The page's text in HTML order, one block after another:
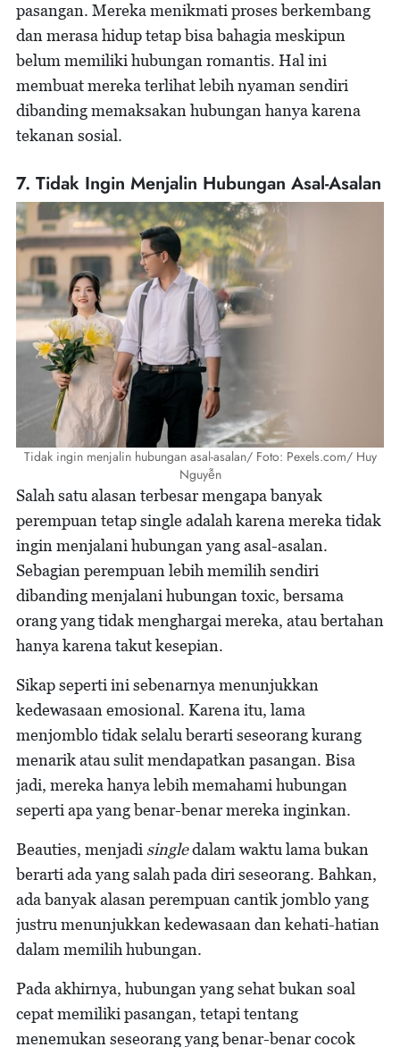
pasangan. Mereka menikmati proses berkembang
dan merasa hidup tetap bisa bahagia meskipun
belum memiliki hubungan romantis. Hal ini
membuat mereka terlihat lebih nyaman sendiri
dibanding memaksakan hubungan hanya karena
tekanan sosial.
7. Tidak Ingin Menjalin Hubungan Asal-Asalan
Tidak ingin menjalin hubungan asal-asalan/ Foto: Pexels.com/ Huy
Nguyễn
Salah satu alasan terbesar mengapa banyak
perempuan tetap single adalah karena mereka tidak
ingin menjalani hubungan yang asal-asalan.
Sebagian perempuan lebih memilih sendiri
dibanding menjalani hubungan toxic, bersama
orang yang tidak menghargai mereka, atau bertahan
hanya karena takut kesepian.
Sikap seperti ini sebenarnya menunjukkan
kedewasaan emosional. Karena itu, lama
menjomblo tidak selalu berarti seseorang kurang
menarik atau sulit mendapatkan pasangan. Bisa
jadi, mereka hanya lebih memahami hubungan
seperti apa yang benar-benar mereka inginkan.
Beauties, menjadi singledalam waktu lama bukan
berarti ada yang salah pada diri seseorang. Bahkan,
ada banyak alasan perempuan cantik jomblo yang
justru menunjukkan kedewasaan dan kehati-hatian
dalam memilih hubungan.
Pada akhirnya, hubungan yang sehat bukan soal
cepat memiliki pasangan, tetapi tentang
menemukan seseorang yang benar-benar cocok